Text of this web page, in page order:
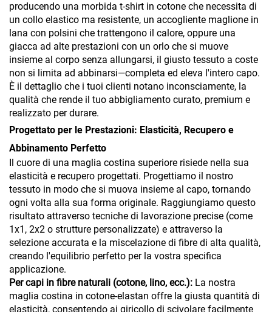
producendo una morbida t-shirt in cotone che necessita di
un collo elastico ma resistente, un accogliente maglione in
lana con polsini che trattengono il calore, oppure una
giacca ad alte prestazioni con un orlo che si muove
insieme al corpo senza allungarsi, il giusto tessuto a coste
non si limita ad abbinarsi—completa ed eleva l'intero capo.
È il dettaglio che i tuoi clienti notano inconsciamente, la
qualità che rende il tuo abbigliamento curato, premium e
realizzato per durare.
Progettato per le Prestazioni: Elasticità, Recupero e
Abbinamento Perfetto
Il cuore di una maglia costina superiore risiede nella sua
elasticità e recupero progettati. Progettiamo il nostro
tessuto in modo che si muova insieme al capo, tornando
ogni volta alla sua forma originale. Raggiungiamo questo
risultato attraverso tecniche di lavorazione precise (come
1x1, 2x2 o strutture personalizzate) e attraverso la
selezione accurata e la miscelazione di fibre di alta qualità,
creando l'equilibrio perfetto per la vostra specifica
applicazione.
Per capi in fibre naturali (cotone, lino, ecc.): La nostra
maglia costina in cotone-elastan offre la giusta quantità di
elasticità, consentendo ai giricollo di scivolare facilmente